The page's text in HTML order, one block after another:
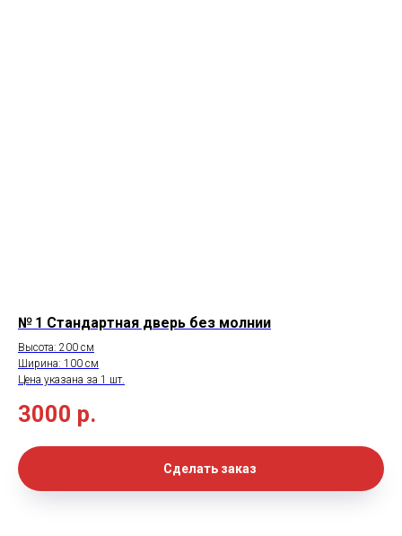
№ 1 Стандартная дверь без молнии
Высота: 200 см
Ширина: 100 см
Цена указана за 1 шт.
3000 р.
Сделать заказ